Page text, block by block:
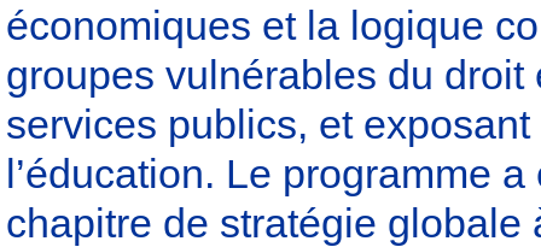
économiques et la logique
groupes vulnérables du
services publics, et
l’éducation. Le programme
chapitre de stratégie globale